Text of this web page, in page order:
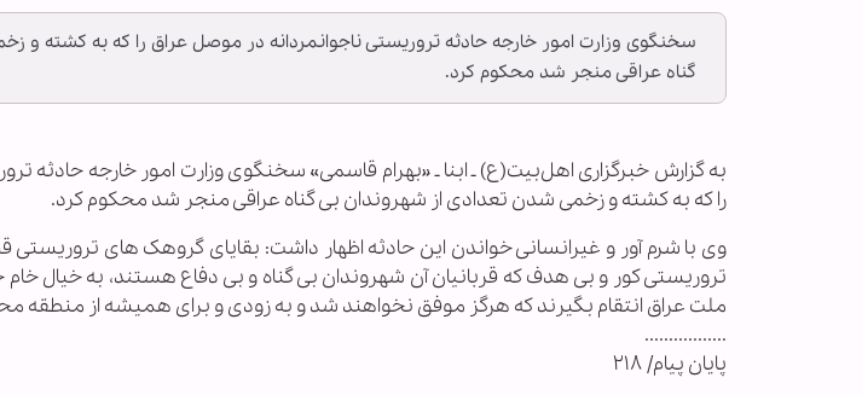
سخنگوی وزارت امور خارجه حادثه تروریستی ناجوانمردانه در موصل عراق را که به کشته و
گناه عراقی منجر شد محکوم کرد.
به گزارش خبرگزاری اهل‌بیت(ع) ـ ابنا ـ «بهرام قاسمی» سخنگوی وزارت امور خارجه حادثه
را که به کشته و زخمی شدن تعدادی از شهروندان بی گناه عراقی منجر شد محکوم کرد.
وی با شرم آور و غیرانسانی خواندن این حادثه اظهار داشت: بقایای گروهک های تروریستی
تروریستی کور و بی هدف که قربانیان آن شهروندان بی گناه و بی دفاع هستند، به خیال
ملت عراق انتقام بگیرند که هرگز موفق نخواهند شد و به زودی و برای همیشه از منطقه
.................
پایان پیام/ ۲۱۸